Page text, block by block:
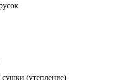
(утепление)